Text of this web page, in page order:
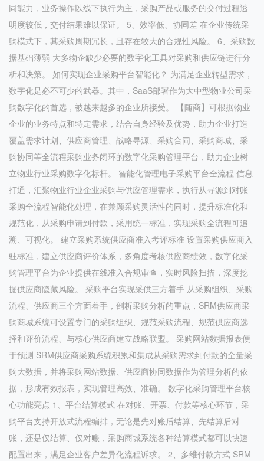
同能力，业务操作以线下执行为主，采购产品或服务的交付过程透
明度较低，交付结果难以保证。 5、效率低、协同差 在企业传统采
购模式下，其采购周期冗长，且存在较大的合规性风险。 6、采购数
据基础薄弱 大多物企缺少必要的数字化工具对采购和供应链进行分
析和决策。 如何实现企业采购平台智能化？ 为满足企业转型需求，
数字化是必不可少的武器。其中，SaaS部署作为大中型物业公司采
购数字化的首选，被越来越多的企业所接受。 【随商】可根据物业
企业的业务特点和特定需求，结合自身经验及优势，助力企业打造
覆盖需求计划、供应商管理、战略寻源、采购合同、采购商城、采
购协同等全流程采购业务闭环的数字化采购管理平台，助力企业树
立物业行业采购数字化标杆。 智能化管理电子采购平台全流程 信息
打通，汇聚物业行业企业采购与供应管理需求，执行从寻源到对账
采购全流程智能化处理，在兼顾采购灵活性的同时，提升标准化和
规范化，从采购申请到付款，采用统一标准，实现采购全流程可追
溯、可视化。 建立采购系统供应商准入考评标准 设置采购供应商入
驻标准，建立供应商评价体系，多角度考核供应商绩效，数字化采
购管理平台为企业提供在线准入合规审查，实时风险扫描，深度挖
掘供应商隐藏风险。 采购平台实现采供三方着手 从采购组织、采购
流程、供应商三个方面着手，剖析采购分析的重点，SRM供应商采
购商城系统可设置专门的采购组织、规范采购流程、规范供应商选
择和评价流程、与核心供应商建立战略联盟。 采购网站数据报表便
于预测 SRM供应商采购系统积累和集成从采购需求到付款的全量采
购大数据，并将采购网站数据、供应商协同数据作为管理分析的依
据，形成有效报表，实现管理高效、准确。 数字化采购管理平台核
心功能亮点 1、平台结算模式 在对账、开票、付款等核心环节，采
购平台支持开放式流程编排，无论是先对账后结算、先结算后对
账，还是仅结算、仅对账，采购商城系统各种结算模式都可以快速
配置出来，满足企业客户差异化流程诉求。 2、多维付款方式 SRM